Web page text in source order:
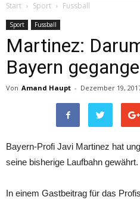
Start Sport Fussball
Sport Fussball
Martinez:
Bayern
Von Amand Haupt - Dezember 19,
Bayern-Profi Javi Martinez hat
seine bisherige Laufbahn gewährt.
In einem Gastbeitrag für das